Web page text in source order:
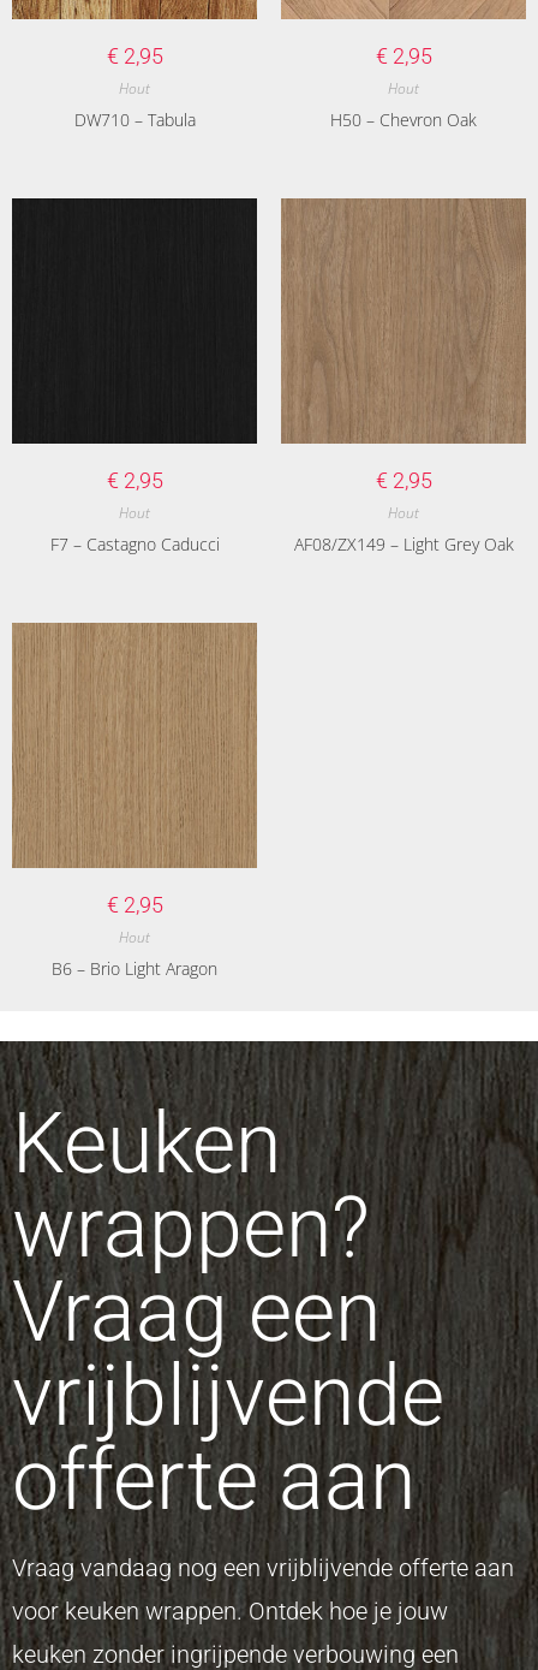
€ 2,95
Hout
DW710 – Tabula
€ 2,95
Hout
H50 – Chevron Oak
€ 2,95
Hout
F7 – Castagno Caducci
€ 2,95
Hout
AF08/ZX149 – Light Grey Oak
€ 2,95
Hout
B6 – Brio Light Aragon
Keuken
wrappen?
Vraag een
vrijblijvende
offerte aan
Vraag vandaag nog een vrijblijvende offerte aan
voor keuken wrappen. Ontdek hoe je jouw
keuken zonder ingrijpende verbouwing een